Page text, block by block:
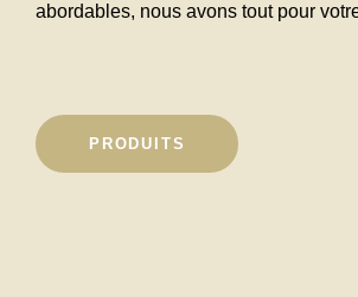
abordables, nous avons tout pour
PRODUITS